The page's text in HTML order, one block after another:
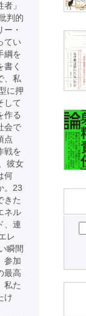
」
判的
・
てい
綱を
く
、私
に押
して
作る
会で
点
戦を
彼女
何
。23
きた
ネル
、連
レ
瞬間
参加
最高
私た
け